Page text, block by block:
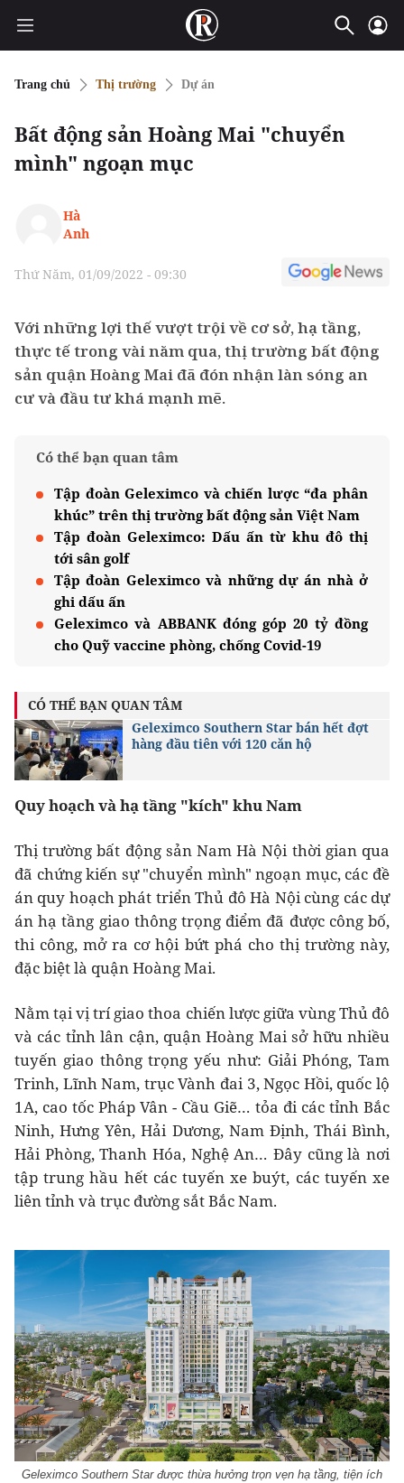
Trang chủ Thị trường Dự án
Bất động sản Hoàng Mai "chuyển
mình" ngoạn mục
Hà
Anh
Thứ Năm, 01/09/2022 - 09:30
Với những lợi thế vượt trội về cơ sở, hạ tầng,
thực tế trong vài năm qua, thị trường bất động
sản quận Hoàng Mai đã đón nhận làn sóng an
cư và đầu tư khá mạnh mẽ.
Có thể bạn quan tâm
Tập đoàn Geleximco và chiến lược “đa phân
khúc” trên thị trường bất động sản Việt Nam
Tập đoàn Geleximco: Dấu ấn từ khu đô thị
tới sân golf
Tập đoàn Geleximco và những dự án nhà ở
ghi dấu ấn
Geleximco và ABBANK đóng góp 20 tỷ đồng
cho Quỹ vaccine phòng, chống Covid-19
CÓ THỂ BẠN QUAN TÂM
Geleximco Southern Star bán hết đợt
hàng đầu tiên với 120 căn hộ
Quy hoạch và hạ tầng "kích" khu Nam
Thị trường bất động sản Nam Hà Nội thời gian qua
đã chứng kiến sự "chuyển mình" ngoạn mục, các đề
án quy hoạch phát triển Thủ đô Hà Nội cùng các dự
án hạ tầng giao thông trọng điểm đã được công bố,
thi công, mở ra cơ hội bứt phá cho thị trường này,
đặc biệt là quận Hoàng Mai.
Nằm tại vị trí giao thoa chiến lược giữa vùng Thủ đô
và các tỉnh lân cận, quận Hoàng Mai sở hữu nhiều
tuyến giao thông trọng yếu như: Giải Phóng, Tam
Trinh, Lĩnh Nam, trục Vành đai 3, Ngọc Hồi, quốc lộ
1A, cao tốc Pháp Vân - Cầu Giẽ… tỏa đi các tỉnh Bắc
Ninh, Hưng Yên, Hải Dương, Nam Định, Thái Bình,
Hải Phòng, Thanh Hóa, Nghệ An… Đây cũng là nơi
tập trung hầu hết các tuyến xe buýt, các tuyến xe
liên tỉnh và trục đường sắt Bắc Nam.
Geleximco Southern Star được thừa hưởng trọn vẹn hạ tầng, tiện ích